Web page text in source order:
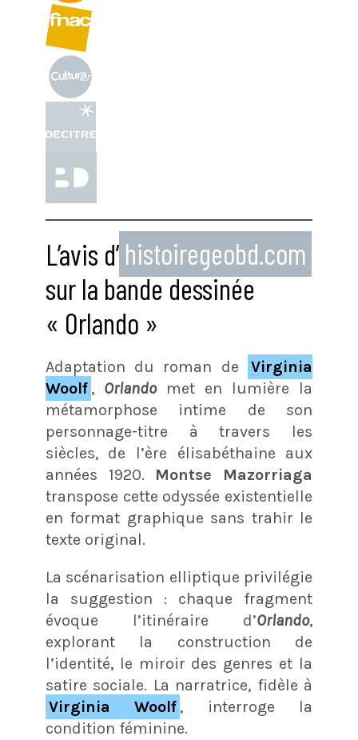
L’avis d’ histoiregeobd.com
sur la bande dessinée
« Orlando »
Adaptation du roman de
Virginia
Woolf , Orlando
met en lumière la
métamorphose intime de son
personnage-titre à travers les
siècles, de l’ère élisabéthaine aux
années 1920. Montse Mazorriaga
transpose cette odyssée existentiel­le
en format graphique sans trahir le
texte original.
La scénarisation elliptique privilégie
la suggestion : chaque fragment
évoque l’itinéraire d’Orlando,
explorant la construction de
l’identité, le miroir des genres et la
satire sociale. La narratrice, fidèle à
Virginia Woolf , interroge la
condition féminine.